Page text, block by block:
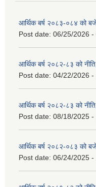
आर्थिक बर्ष २०८३-०८४ को
Post date: 06/25/2026 -
आर्थिक बर्ष २०८२-८३ को
Post date: 04/22/2026 -
आर्थिक बर्ष २०८२-८३ को
Post date: 08/18/2025 -
आर्थिक बर्ष २०८२-०८३ को
Post date: 06/24/2025 -